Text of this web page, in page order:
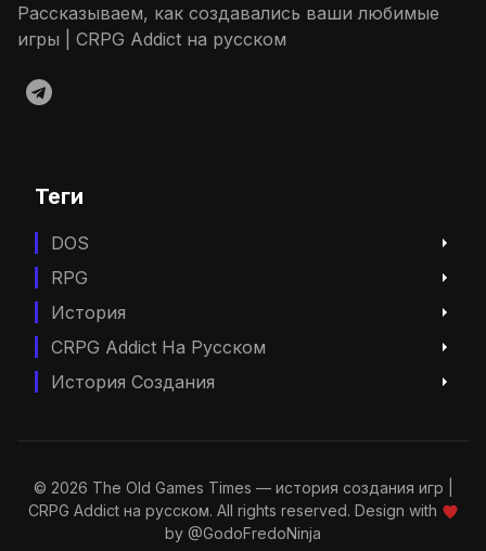
Рассказываем, как создавались ваши любимые
игры | CRPG Addict на русском
Теги
DOS
RPG
История
CRPG Addict На Русском
История Создания
© 2026 The Old Games Times — история создания игр |
CRPG Addict на русском. All rights reserved. Design with
by @GodoFredoNinja